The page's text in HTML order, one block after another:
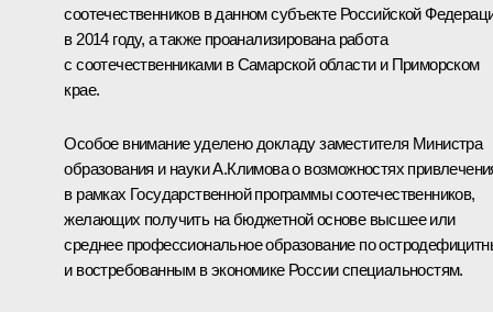
соотечественников в данном субъекте Российской
в 2014 году, а также проанализирована работа
с соотечественниками в Самарской области и Приморском
крае.
Особое внимание уделено докладу заместителя Министра
образования и науки А.Климова о возможностях
в рамках Государственной программы соотечественников,
желающих получить на бюджетной основе высшее или
среднее профессиональное образование по
и востребованным в экономике России специальностям.